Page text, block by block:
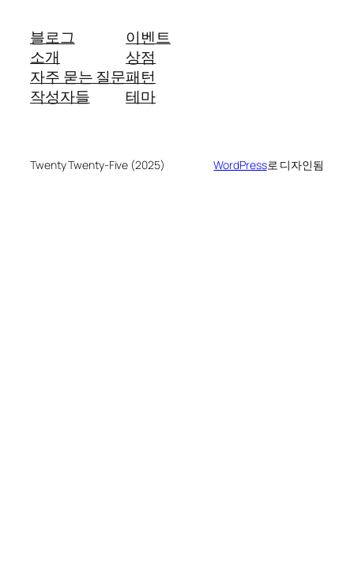
블로그
소개
자주 묻는 질문
작성자들
이벤트
상점
패턴
테마
Twenty Twenty-Five (2025) WordPress로 디자인됨